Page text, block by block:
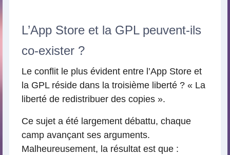
L’App Store et la GPL peuvent-ils
co-exister ?
Le conflit le plus évident entre l’App Store et
la GPL réside dans la troisième liberté ? « La
liberté de redistribuer des copies ».
Ce sujet a été largement débattu, chaque
camp avançant ses arguments.
Malheureusement, la résultat est que :